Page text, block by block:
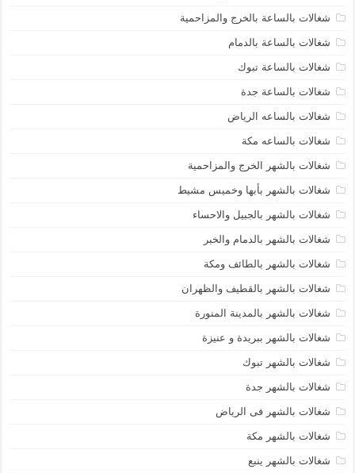
شغالات بالساعة بالخرج والمزاحمية
شغالات بالساعة بالدمام
شغالات بالساعة تبوك
شغالات بالساعة جدة
شغالات بالساعه الرياض
شغالات بالساعه مكة
شغالات بالشهر الخرج والمزاحمية
شغالات بالشهر بأبها وخميس مشيط
شغالات بالشهر بالجبيل والاحساء
شغالات بالشهر بالدمام والخبر
شغالات بالشهر بالطائف ومكة
شغالات بالشهر بالقطيف والظهران
شغالات بالشهر بالمدينة المنورة
شغالات بالشهر ببريدة و عنيزة
شغالات بالشهر تبوك
شغالات بالشهر جدة
شغالات بالشهر فى الرياض
شغالات بالشهر مكة
شغالات بالشهر ينبع